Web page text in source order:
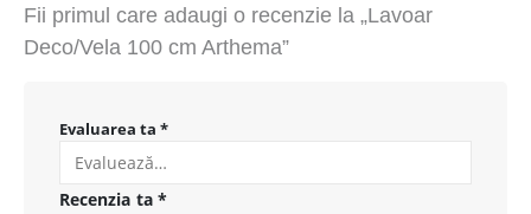
Fii primul care adaugi o recenzie la „Lavoar
Deco/Vela 100 cm Arthema”
Evaluarea ta *
Recenzia ta *